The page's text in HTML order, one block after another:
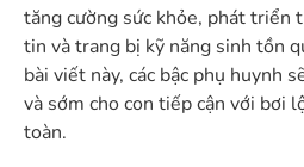
tăng cường sức khỏe, phát triển
tin và trang bị kỹ năng sinh tồn
bài viết này, các bậc phụ huynh
và sớm cho con tiếp cận với bơi
toàn.